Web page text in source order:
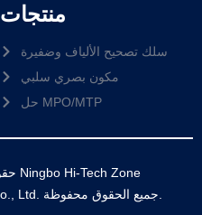
منتجات
سلك تصحيح الألياف وضفيرة
مكون بصري سلبي
حل MPO/MTP